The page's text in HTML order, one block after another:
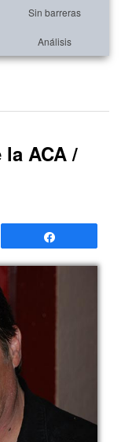
Sin barreras
Análisis
ACA /